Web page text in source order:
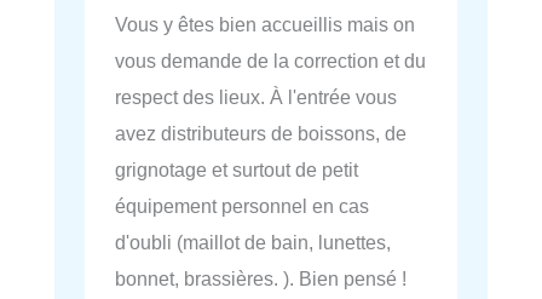
Vous y êtes bien accueillis mais on
vous demande de la correction et du
respect des lieux. À l'entrée vous
avez distributeurs de boissons, de
grignotage et surtout de petit
équipement personnel en cas
d'oubli (maillot de bain, lunettes,
bonnet, brassières. ). Bien pensé !